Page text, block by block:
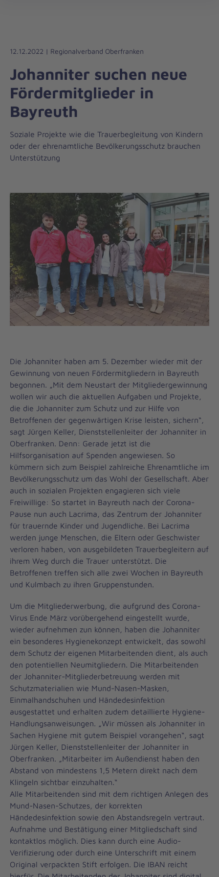
Liebe
Leben
12.12.2022 | Regionalverband Oberfranken
Johanniter suchen neue
Fördermitglieder in
Bayreuth
Soziale Projekte wie die Trauerbegleitung von Kindern
oder der ehrenamtliche Bevölkerungsschutz brauchen
Unterstützung
Die Johanniter haben am 5. Dezember wieder mit der
Gewinnung von neuen Fördermitgliedern in Bayreuth
begonnen. „Mit dem Neustart der Mitgliedergewinnung
wollen wir auch die aktuellen Aufgaben und Projekte,
die die Johanniter zum Schutz und zur Hilfe von
Betroffenen der gegenwärtigen Krise leisten, sichern“,
sagt Jürgen Keller, Dienststellenleiter der Johanniter in
Oberfranken. Denn: Gerade jetzt ist die
Hilfsorganisation auf Spenden angewiesen. So
kümmern sich zum Beispiel zahlreiche Ehrenamtliche im
Bevölkerungsschutz um das Wohl der Gesellschaft. Aber
auch in sozialen Projekten engagieren sich viele
Freiwillige: So startet in Bayreuth nach der Corona-
Pause nun auch Lacrima, das Zentrum der Johanniter
für trauernde Kinder und Jugendliche. Bei Lacrima
werden junge Menschen, die Eltern oder Geschwister
verloren haben, von ausgebildeten Trauerbegleitern auf
ihrem Weg durch die Trauer unterstützt. Die
Betroffenen treffen sich alle zwei Wochen in Bayreuth
und Kulmbach zu ihren Gruppenstunden.
Um die Mitgliederwerbung, die aufgrund des Corona-
Virus Ende März vorübergehend eingestellt wurde,
wieder aufnehmen zun können, haben die Johanniter
ein besonderes Hygienekonzept entwickelt, das sowohl
dem Schutz der eigenen Mitarbeitenden dient, als auch
den potentiellen Neumitgliedern. Die Mitarbeitenden
der Johanniter-Mitgliederbetreuung werden mit
Schutzmaterialien wie Mund-Nasen-Masken,
Einmalhandschuhen und Händedesinfektion
ausgestattet und erhalten zudem detaillierte Hygiene-
Handlungsanweisungen. „Wir müssen als Johanniter in
Sachen Hygiene mit gutem Beispiel vorangehen“, sagt
Jürgen Keller, Dienststellenleiter der Johanniter in
Oberfranken. „Mitarbeiter im Außendienst haben den
Abstand von mindestens 1,5 Metern direkt nach dem
Klingeln sichtbar einzuhalten.“
Alle Mitarbeitenden sind mit dem richtigen Anlegen des
Mund-Nasen-Schutzes, der korrekten
Händedesinfektion sowie den Abstandsregeln vertraut.
Aufnahme und Bestätigung einer Mitgliedschaft sind
kontaktlos möglich. Dies kann durch eine Audio-
Verifizierung oder durch eine Unterschrift mit einem
Original verpackten Stift erfolgen. Die IBAN reicht